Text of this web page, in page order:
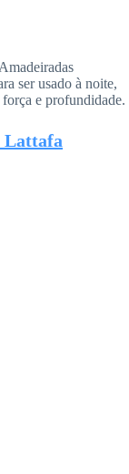
ser usado à noite,
força e profundidade.
Lattafa